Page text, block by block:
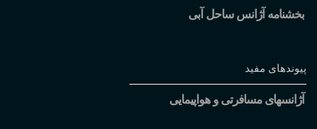
بخشنامه آژانس ساحل آبی
پیوندهای مفید
آژانسهای مسافرتی و هواپیمایی